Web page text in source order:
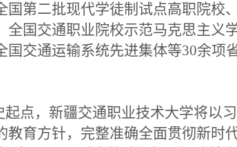
国第二批现代学徒制试点高职院校
全国交通职业院校示范马克思主义
国交通运输系统先进集体等30余项
起点，新疆交通职业技术大学将以
教育方针，完整准确全面贯彻新时